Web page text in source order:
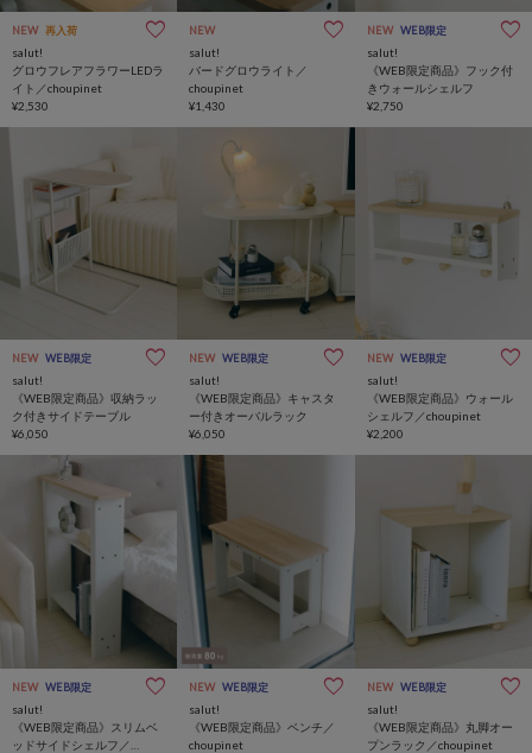
NEW 再入荷
salut!
グロウフレアフラワーLEDラ
イト／choupinet
¥2,530
NEW
salut!
バードグロウライト／
choupinet
¥1,430
NEW WEB限定
salut!
《WEB限定商品》フック付
きウォールシェルフ
¥2,750
NEW WEB限定
salut!
《WEB限定商品》収納ラッ
ク付きサイドテーブル
¥6,050
NEW WEB限定
salut!
《WEB限定商品》キャスタ
ー付きオーバルラック
¥6,050
NEW WEB限定
salut!
《WEB限定商品》ウォール
シェルフ／choupinet
¥2,200
NEW WEB限定
salut!
《WEB限定商品》スリムベ
ッドサイドシェルフ／
NEW WEB限定
salut!
《WEB限定商品》ベンチ／
choupinet
NEW WEB限定
salut!
《WEB限定商品》丸脚オー
プンラック／choupinet